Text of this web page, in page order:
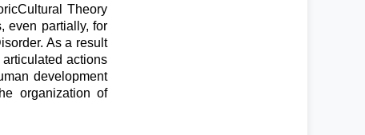
Theory
even partially, for
As a result
actions
development
organization of